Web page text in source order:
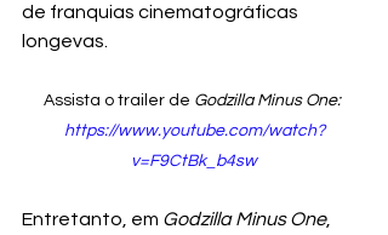
de franquias cinematográficas
longevas.
Assista o trailer de Godzilla Minus One:
https://www.youtube.com/watch?
v=F9CtBk_b4sw
Entretanto, em Godzilla Minus One,